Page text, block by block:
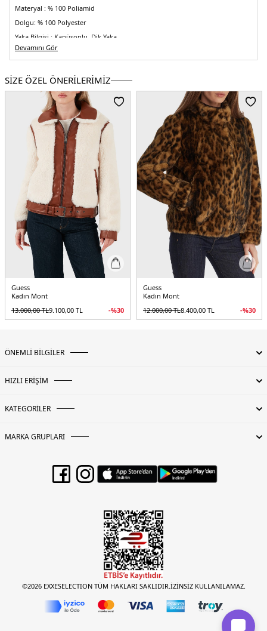
Materyal : % 100 Poliamid
Dolgu: % 100 Polyester
Yaka Bilgisi : Kapüşonlu, Dik Yaka
Kapama Bilgisi :
Kol Bilgisi :
Uzun Kol
Kalıp Bilgisi :Regular Fit
- Fermuarlı çıkarılabilir kapüşonlu
- Logolu kemer detaylı
Üretim Yeri :Çin
5DK2W5BL44W2912G1F7.19
Devamını Gör
SİZE ÖZEL ÖNERİLERİMİZ
Guess
Kadın Mont
13.000,00TL9.100,00 TL -%30
Guess
Kadın Mont
12.000,00TL8.400,00 TL -%30
ÖNEMLİ BİLGİLER
HIZLI ERİŞİM
KATEGORİLER
MARKA GRUPLARI
©2026 EXXESELECTION TÜM HAKLARI SAKLIDIR.İZİNSİZ KULLANILAMAZ.